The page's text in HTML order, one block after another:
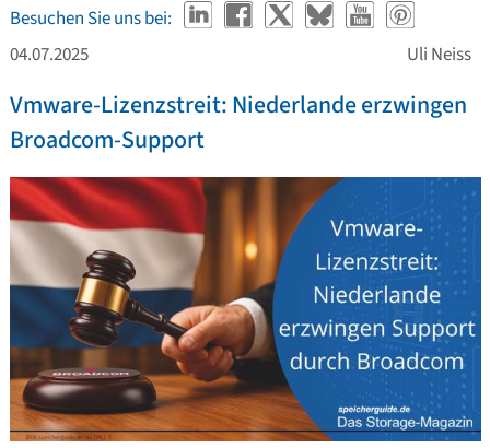
Besuchen Sie uns bei:
04.07.2025
Uli Neiss
Vmware-Lizenzstreit: Niederlande erzwingen
Broadcom-Support